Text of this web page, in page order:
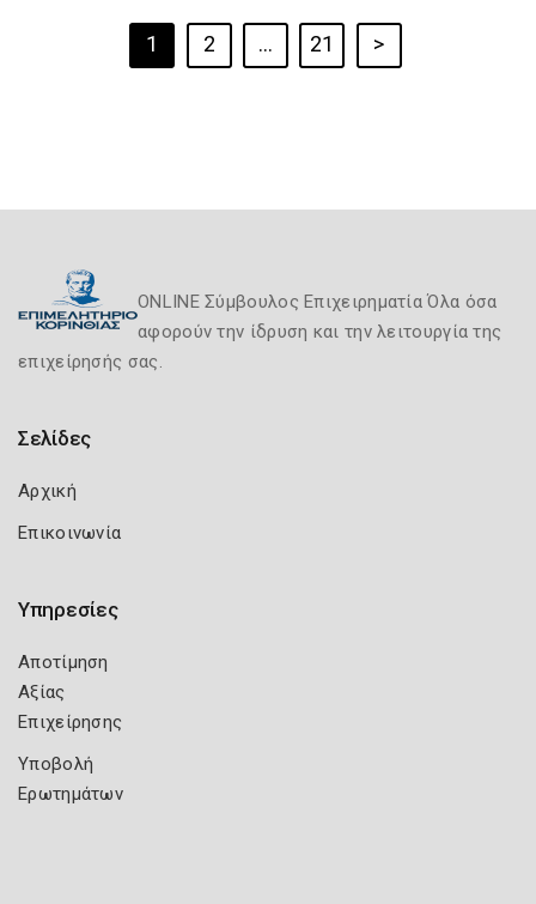
1 2 … 21 >
ONLINE Σύμβουλος Επιχειρηματία Όλα όσα
αφορούν την ίδρυση και την λειτουργία της
επιχείρησής σας.
Σελίδες
Αρχική
Επικοινωνία
Υπηρεσίες
Αποτίμηση
Αξίας
Επιχείρησης
Υποβολή
Ερωτημάτων